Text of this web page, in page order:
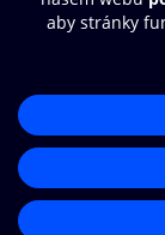
© O2 Czech
Přístupnost
Zásady
Nastavení